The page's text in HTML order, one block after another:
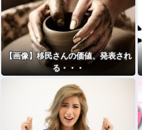
【画像】移民さんの価値、発表され
る・・・